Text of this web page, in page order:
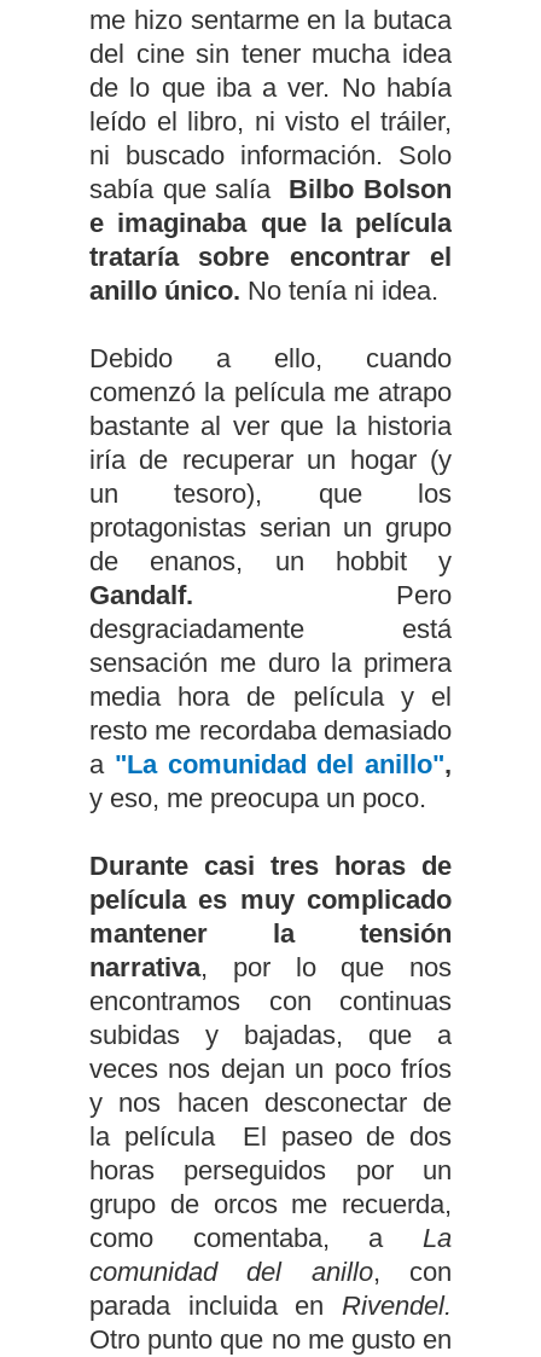
me hizo sentarme en la butaca
del cine sin tener mucha idea
de lo que iba a ver. No había
leído el libro, ni visto el tráiler,
ni buscado información. Solo
sabía que salía Bilbo Bolson
e imaginaba que la película
trataría sobre encontrar el
anillo único. No tenía ni idea.
Debido a ello, cuando
comenzó la película me atrapo
bastante al ver que la historia
iría de recuperar un hogar (y
un tesoro), que los
protagonistas serian un grupo
de enanos, un hobbit y
Gandalf. Pero
desgraciadamente está
sensación me duro la primera
media hora de película y el
resto me recordaba demasiado
a "La comunidad del anillo",
y eso, me preocupa un poco.
Durante casi tres horas de
película es muy complicado
mantener la tensión
narrativa, por lo que nos
encontramos con continuas
subidas y bajadas, que a
veces nos dejan un poco fríos
y nos hacen desconectar de
la película El paseo de dos
horas perseguidos por un
grupo de orcos me recuerda,
como comentaba, a La
comunidad del anillo, con
parada incluida en Rivendel.
Otro punto que no me gusto en